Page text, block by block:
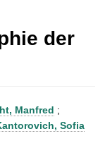
der
Manfred ;
Sofia